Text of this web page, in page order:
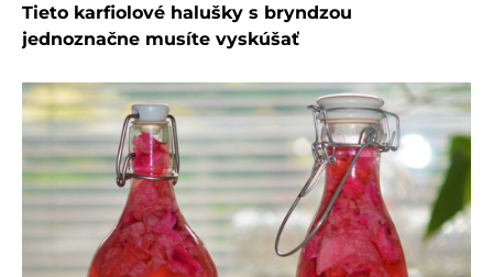
Tieto karfiolové halušky s bryndzou
jednoznačne musíte vyskúšať